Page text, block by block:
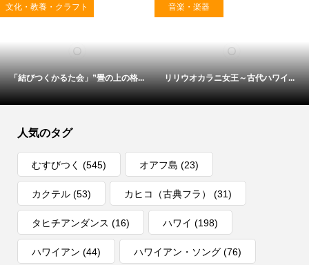
文化・教養・クラフト
「結びつくかるた会」”畳の上の格...
音楽・楽器
リリウオカラニ女王～古代ハワイ...
人気のタグ
むすびつく (545) オアフ島 (23)
カクテル(53) カヒコ（古典フラ） (31)
タヒチアンダンス (16) ハワイ (198)
ハワイアン (44) ハワイアン・ソング(76)